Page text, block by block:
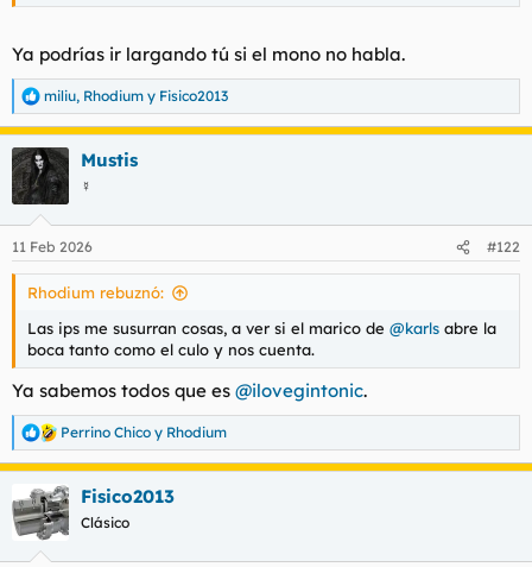
Ya podrías ir largando tú si el mono no habla.
R
e
a
c
c
i
e
s
miliu, Rhodium y Fisico2013
Mustis
☿
11 Feb 2026 #122
Rhodium rebuznó:
Las ips me susurran cosas, a ver si el marico de @karls abre la
boca tanto como el culo y nos cuenta.
Ya sabemos todos que es @ilovegintonic.
R
e
a
c
c
i
Perrino Chico y Rhodium
Fisico2013
Clásico